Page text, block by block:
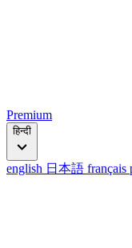
Premium
हिन्दी
english 日本語 français